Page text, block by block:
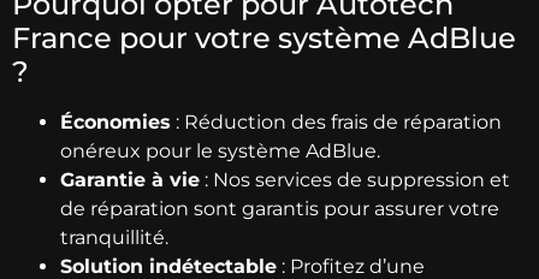
France pour votre système AdBlue
?
Économies : Réduction des frais de réparation
onéreux pour le système AdBlue.
Garantie à vie : Nos services de suppression et
de réparation sont garantis pour assurer votre
tranquillité.
Solution indétectable : Profitez d’une